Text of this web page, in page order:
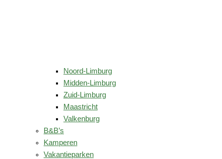
Noord-Limburg
Midden-Limburg
Zuid-Limburg
Maastricht
Valkenburg
B&B’s
Kamperen
Vakantieparken